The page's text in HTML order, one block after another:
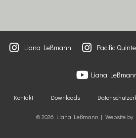
Liana Leßmann Pacific
Liana
Kontakt Downloads
© 2026 Liana Leßmann | Website by